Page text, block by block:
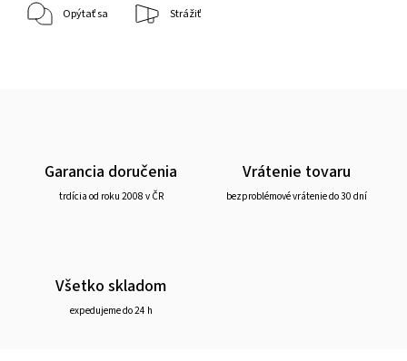
Opýtať sa Strážiť
Garancia doručenia
trdícia od roku 2008 v ČR
Vrátenie tovaru
bezproblémové vrátenie do 30 dní
Všetko skladom
expedujeme do 24 h